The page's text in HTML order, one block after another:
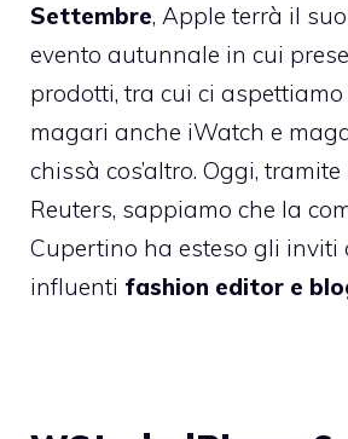
Settembre, Apple terrà il
evento autunnale in cui
prodotti, tra cui ci aspettiamo
magari anche iWatch e
chissà cos’altro. Oggi,
Reuters, sappiamo che la
Cupertino ha esteso gli inviti
influenti fashion editor e